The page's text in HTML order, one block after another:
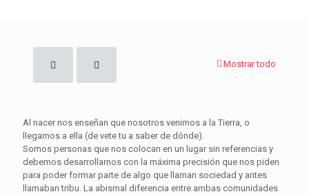
Mostrar todo
Al nacer nos enseñan que nosotros venimos a la Tierra, o
llegamos a ella (de vete tu a saber de dónde).
Somos personas que nos colocan en un lugar sin referencias y
debemos desarrollarnos con la máxima precisión que nos piden
para poder formar parte de algo que llaman sociedad y antes
llamaban tribu. La abismal diferencia entre ambas comunidades